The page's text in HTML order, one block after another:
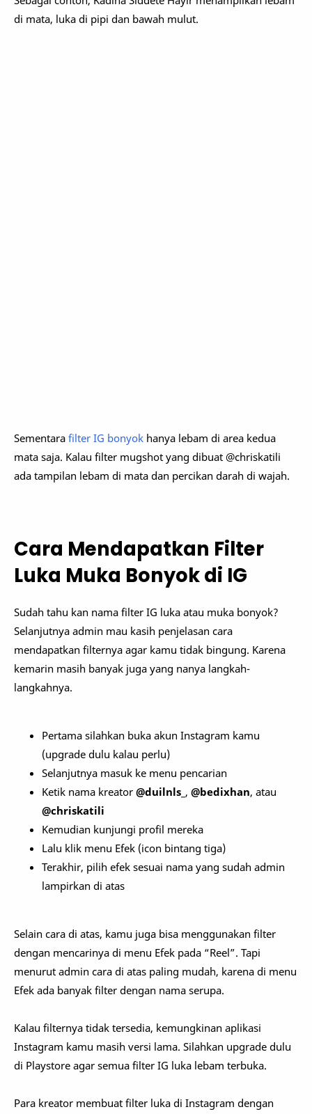
di mata, luka di pipi dan bawah mulut.
Sementara filter IG bonyok hanya lebam di area kedua
mata saja. Kalau filter mugshot yang dibuat @chriskatili
ada tampilan lebam di mata dan percikan darah di wajah.
Cara Mendapatkan Filter
Luka Muka Bonyok di IG
Sudah tahu kan nama filter IG luka atau muka bonyok?
Selanjutnya admin mau kasih penjelasan cara
mendapatkan filternya agar kamu tidak bingung. Karena
kemarin masih banyak juga yang nanya langkah-
langkahnya.
Pertama silahkan buka akun Instagram kamu
(upgrade dulu kalau perlu)
Selanjutnya masuk ke menu pencarian
Ketik nama kreator @duilnls_ , @bedixhan, atau
@chriskatili
Kemudian kunjungi profil mereka
Lalu klik menu Efek (icon bintang tiga)
Terakhir, pilih efek sesuai nama yang sudah admin
lampirkan di atas
Selain cara di atas, kamu juga bisa menggunakan filter
dengan mencarinya di menu Efek pada “Reel”. Tapi
menurut admin cara di atas paling mudah, karena di menu
Efek ada banyak filter dengan nama serupa.
Kalau filternya tidak tersedia, kemungkinan aplikasi
Instagram kamu masih versi lama. Silahkan upgrade dulu
di Playstore agar semua filter IG luka lebam terbuka.
Para kreator membuat filter luka di Instagram dengan